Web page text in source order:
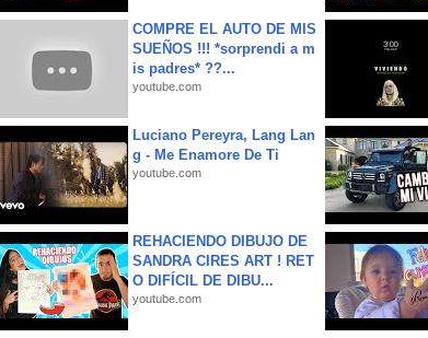
COMPRE EL AUTO DE MIS
SUEÑOS !!! *sorprendi a m
is padres* ??...
youtube.com
Luciano Pereyra, Lang Lan
g - Me Enamore De Ti
youtube.com
REHACIENDO DIBUJO DE
SANDRA CIRES ART ! RET
O DIFÍCIL DE DIBU...
youtube.com